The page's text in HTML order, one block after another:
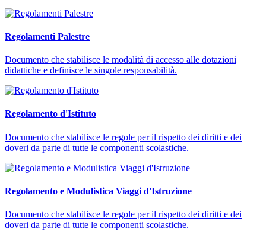
Regolamenti Palestre
Documento che stabilisce le modalità di accesso alle dotazioni
didattiche e definisce le singole responsabilità.
Regolamento d'Istituto
Documento che stabilisce le regole per il rispetto dei diritti e dei
doveri da parte di tutte le componenti scolastiche.
Regolamento e Modulistica Viaggi d'Istruzione
Documento che stabilisce le regole per il rispetto dei diritti e dei
doveri da parte di tutte le componenti scolastiche.